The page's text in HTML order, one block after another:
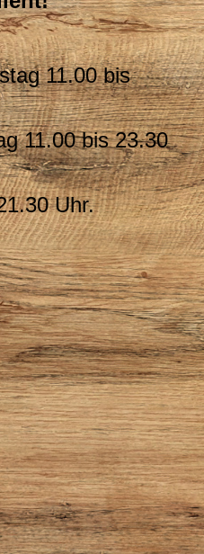
11.00 bis
11.00 bis 23.30
Uhr.